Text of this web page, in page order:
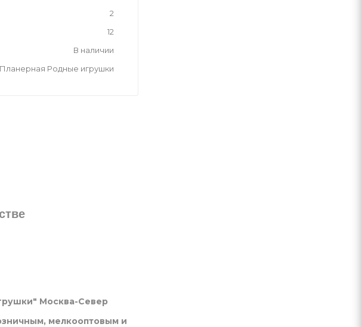
2
12
В наличии
Родные игрушки
Москва-Север
мелкооптовым и